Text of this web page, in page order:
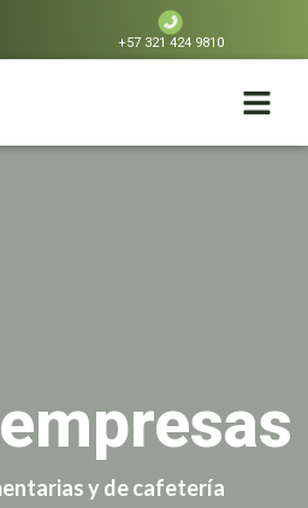
+57 321 424 9810
y de cafetería